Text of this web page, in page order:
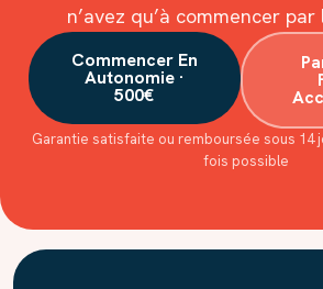
n’avez qu’à commencer
Commencer En
Autonomie ·
500€
Garantie satisfaite ou remboursée sous 14
fois possible